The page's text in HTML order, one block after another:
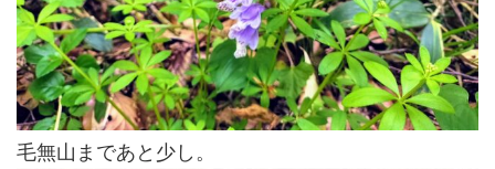
毛無山まであと少し。